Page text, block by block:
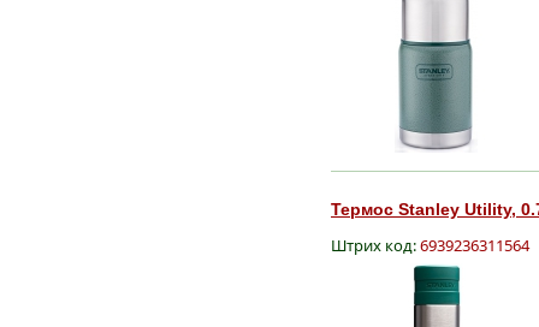
Термос Stanley Utility,
Штрих код:6939236311564